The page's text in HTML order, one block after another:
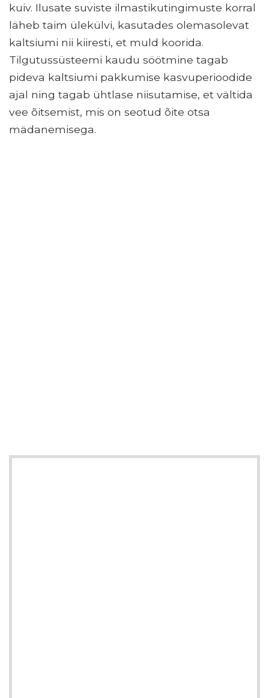
kuiv. Ilusate suviste ilmastikutingimuste korral
läheb taim ülekülvi, kasutades olemasolevat
kaltsiumi nii kiiresti, et muld koorida.
Tilgutussüsteemi kaudu söötmine tagab
pideva kaltsiumi pakkumise kasvuperioodide
ajal ning tagab ühtlase niisutamise, et vältida
vee õitsemist, mis on seotud õite otsa
mädanemisega.